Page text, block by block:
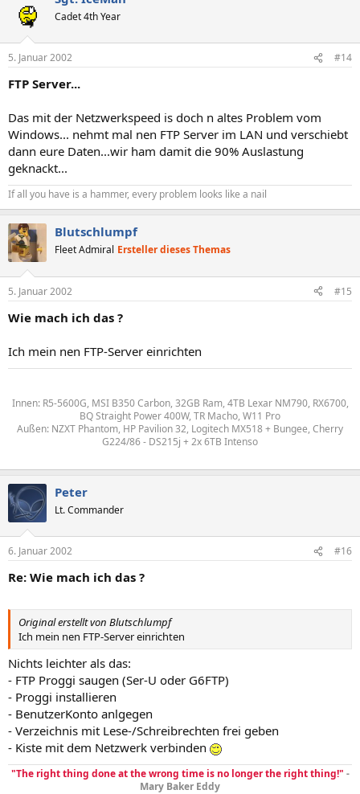
Cadet 4th Year
5. Januar 2002 #14
FTP Server...
Das mit der Netzwerkspeed is doch n altes Problem vom
Windows... nehmt mal nen FTP Server im LAN und verschiebt
dann eure Daten...wir ham damit die 90% Auslastung
geknackt...
If all you have is a hammer, every problem looks like a nail
Blutschlumpf
Fleet Admiral Ersteller dieses Themas
5. Januar 2002 #15
Wie mach ich das ?
Ich mein nen FTP-Server einrichten
Innen: R5-5600G, MSI B350 Carbon, 32GB Ram, 4TB Lexar NM790, RX6700,
BQ Straight Power 400W, TR Macho, W11 Pro
Außen: NZXT Phantom, HP Pavilion 32, Logitech MX518 + Bungee, Cherry
G224/86 - DS215j + 2x 6TB Intenso
Peter
Lt. Commander
6. Januar 2002 #16
Re: Wie mach ich das ?
Original erstellt von Blutschlumpf
Ich mein nen FTP-Server einrichten
Nichts leichter als das:
- FTP Proggi saugen (Ser-U oder G6FTP)
- Proggi installieren
- BenutzerKonto anlgegen
- Verzeichnis mit Lese-/Schreibrechten frei geben
- Kiste mit dem Netzwerk verbinden
"The right thing done at the wrong time is no longer the right thing!" -
Mary Baker Eddy